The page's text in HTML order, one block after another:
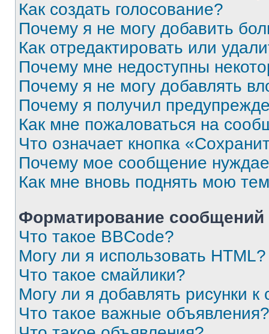
Как создать голосование?
Почему я не могу добавить
Как отредактировать или
Почему мне недоступны
Почему я не могу добавлять
Почему я получил
Как мне пожаловаться на
Что означает кнопка
Почему мое сообщение
Как мне вновь поднять мою
Форматирование
Что такое BBCode?
Могу ли я использовать HTML?
Что такое смайлики?
Могу ли я добавлять рисунки
Что такое важные объявления?